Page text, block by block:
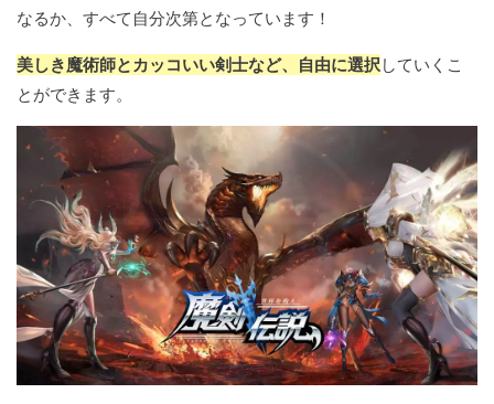
なるか、すべて自分次第となっています！
美しき魔術師とカッコいい剣士など、自由に選択 していくこ
とができます。